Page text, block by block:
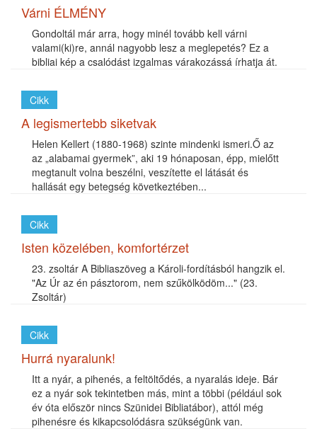
Várni ÉLMÉNY
Gondoltál már arra, hogy minél tovább kell várni
valami(ki)re, annál nagyobb lesz a meglepetés? Ez a
bibliai kép a csalódást izgalmas várakozássá írhatja át.
Cikk
A legismertebb siketvak
Helen Kellert (1880-1968) szinte mindenki ismeri.Ő az
az „alabamai gyermek”, aki 19 hónaposan, épp, mielőtt
megtanult volna beszélni, veszítette el látását és
hallását egy betegség következtében...
Cikk
Isten közelében, komfortérzet
23. zsoltár A Bibliaszöveg a Károli-fordításból hangzik el.
"Az Úr az én pásztorom, nem szűkölködöm..." (23.
Zsoltár)
Cikk
Hurrá nyaralunk!
Itt a nyár, a pihenés, a feltöltődés, a nyaralás ideje. Bár
ez a nyár sok tekintetben más, mint a többi (például sok
év óta először nincs Szünidei Bibliatábor), attól még
pihenésre és kikapcsolódásra szükségünk van.